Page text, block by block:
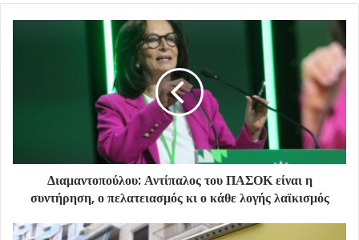
Διαμαντοπούλου: Αντίπαλος του ΠΑΣΟΚ είναι η
συντήρηση, ο πελατειασμός κι ο κάθε λογής λαϊκισμός